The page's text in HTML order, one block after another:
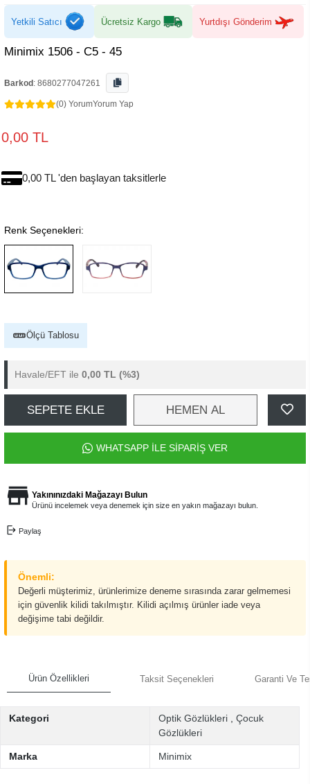
Yetkili Satıcı Ücretsiz Kargo Yurtdışı Gönderim
Minimix 1506 - C5 - 45
Barkod : 8680277047261
(0) YorumYorum Yap
0,00 TL
0,00 TL 'den başlayan taksitlerle
Renk Seçenekleri:
Ölçü Tablosu
Havale/EFT ile 0,00 TL (%3)
SEPETE EKLE HEMEN AL
WHATSAPP İLE SİPARİŞ VER
Yakınınızdaki Mağazayı Bulun
Ürünü incelemek veya denemek için size en yakın mağazayı bulun.
Paylaş
Önemli:
Değerli müşterimiz, ürünlerimize deneme sırasında zarar gelmemesi
için güvenlik kilidi takılmıştır. Kilidi açılmış ürünler iade veya
değişime tabi değildir.
Ürün Özellikleri Taksit Seçenekleri Garanti Ve
Kategori Optik Gözlükleri
Çocuk
Gözlükleri
Marka Minimix